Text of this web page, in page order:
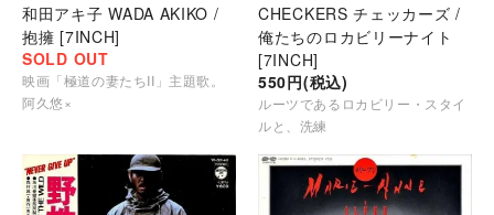
和田アキ子 WADA AKIKO /
抱擁 [7INCH]
SOLD OUT
映画「極道の妻たちII」主題歌。
阿久悠×
CHECKERS チェッカーズ /
俺たちのロカビリーナイト
[7INCH]
550円(税込)
ルーツであるロカビリー・スタイ
ルと、洗練